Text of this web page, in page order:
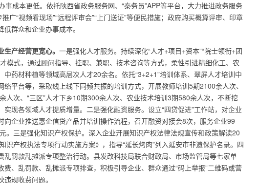
事成本更低。依托陕西省政务服务网、“秦务员”APP等平台，大力推进政务服务
广“视频看现场”“远程评审会”“上门送证”等便民措施；政府购买概算评审、印章
群众和企业办事成本。
产经营更宽心。 一是强化人才服务。持续深化“人才+项目+资本”“院士领衔+团
模式，通过顾问指导、挂职、兼职、技术咨询等方式，柔性引进精细化工、农
中药材种植等领域高层次人才20余名。依托“3+2+1”培训体系、翠屏人才培训中
络平台等，采取线上线下同频共振的培训方式，开展教师培训5期2100余人次、
人次、“三区”人才下乡10期300余人次、农业技术培训3期580余人次，不断挖
实现各领域人才提质增量。二是强化融资服务。设立“四贷促进”工作站，对企业
向企业推送惠企信贷产品并培训操作流程，召开融资对接会8次，服务企业99
。三是强化知识产权保护。深入企业开展知识产权法律法规宣传和政策解读20
识产权执法专项行动实施方案》，指导“延长烤肉”列入延安市非遗保护名录。四
乱罚款乱摊派专项整治行动。县发改科技局联合财政局、市场监管局等七家单
费、乱罚款、乱摊派专项排查，积极引导企业、群众通过“码上举报”二维码或营
规收费问题。